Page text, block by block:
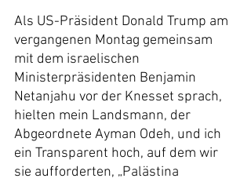
Als US-Präsident Donald Trump am
vergangenen Montag gemeinsam
mit dem israelischen
Ministerpräsidenten Benjamin
Netanjahu vor der Knesset sprach,
hielten mein Landsmann, der
Abgeordnete Ayman Odeh, und ich
ein Transparent hoch, auf dem wir
sie aufforderten, „Palästina